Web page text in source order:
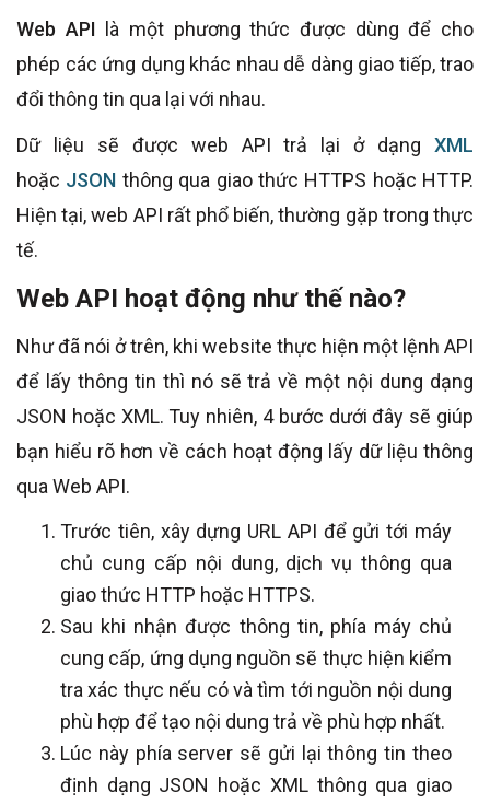
Web API
là một phương thức được dùng để cho
phép các ứng dụng khác nhau dễ dàng giao tiếp, trao
đổi thông tin qua lại với nhau.
Dữ liệu sẽ được web API trả lại ở dạng XML
hoặc JSON thông qua giao thức HTTPS hoặc HTTP.
Hiện tại, web API rất phổ biến, thường gặp trong thực
tế.
Web API hoạt động như thế nào?
Như đã nói ở trên, khi website thực hiện một lệnh API
để lấy thông tin thì nó sẽ trả về một nội dung dạng
JSON hoặc XML. Tuy nhiên, 4 bước dưới đây sẽ giúp
bạn hiểu rõ hơn về cách hoạt động lấy dữ liệu thông
qua Web API.
Trước tiên, xây dựng URL API để gửi tới máy
chủ cung cấp nội dung, dịch vụ thông qua
giao thức HTTP hoặc HTTPS.
Sau khi nhận được thông tin, phía máy chủ
cung cấp, ứng dụng nguồn sẽ thực hiện kiểm
tra xác thực nếu có và tìm tới nguồn nội dung
phù hợp để tạo nội dung trả về phù hợp nhất.
Lúc này phía server sẽ gửi lại thông tin theo
định dạng JSON hoặc XML thông qua giao